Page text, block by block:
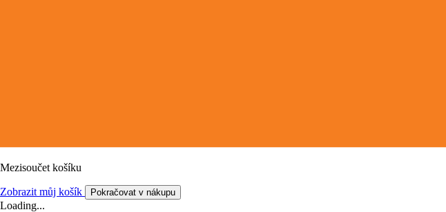
Mezisoučet košíku
Zobrazit můj košík Pokračovat v nákupu
Loading...